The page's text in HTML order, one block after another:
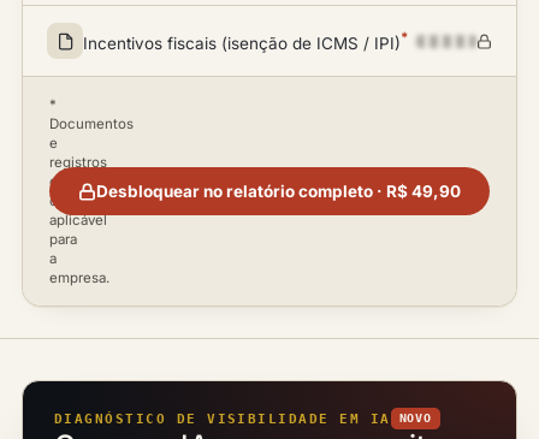
Incentivos fiscais (isenção de ICMS / IPI)*
*
Documentos
e
registros
disponíveis
conforme
aplicável
para
a
empresa.
Desbloquear no relatório completo · R$ 49,90
DIAGNÓSTICO DE VISIBILIDADE EM IA NOVO